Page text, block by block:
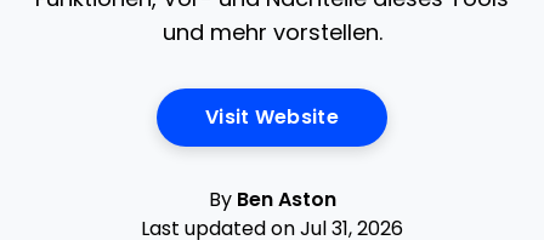
und mehr vorstellen.
Visit WebsiteOpens New Window
By Ben Aston
Last updated on Jul 31, 2026